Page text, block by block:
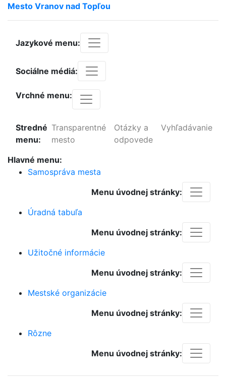
Mesto Vranov nad Topľou
Jazykové menu:
Sociálne médiá:
Vrchné menu:
Stredné
menu:
Transparentné
mesto
Otázky a
odpovede
Vyhľadávanie
Hlavné menu:
Samospráva mesta
Menu úvodnej stránky:
Úradná tabuľa
Menu úvodnej stránky:
Užitočné informácie
Menu úvodnej stránky:
Mestské organizácie
Menu úvodnej stránky:
Rôzne
Menu úvodnej stránky: